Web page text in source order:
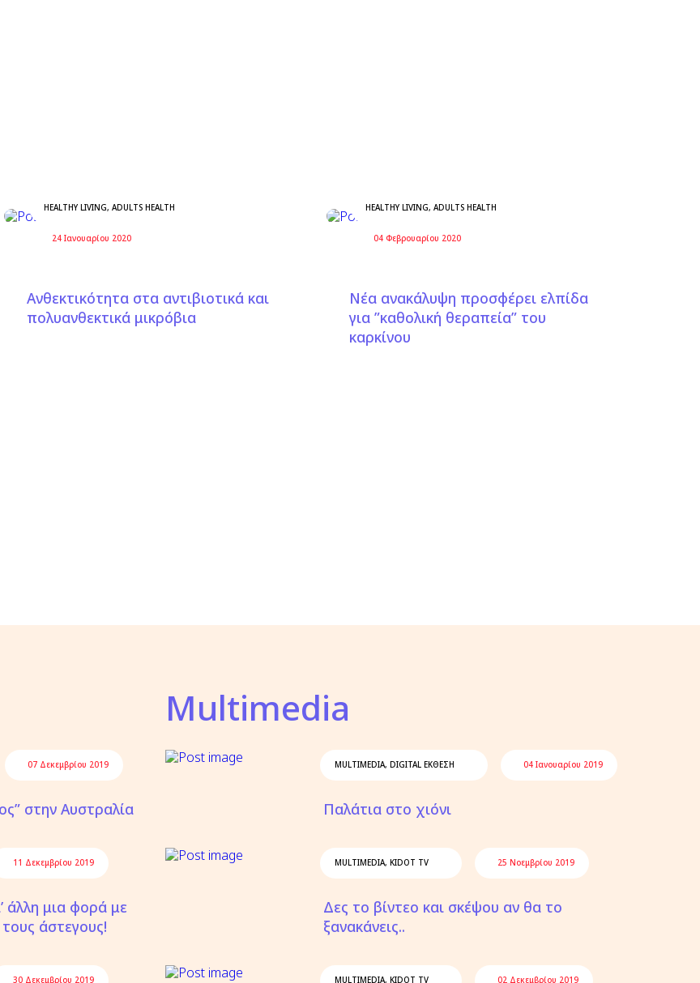
HEALTHY LIVING, ADULTS HEALTH
24 Ιανουαρίου 2020
Ανθεκτικότητα στα αντιβιοτικά και
πολυανθεκτικά μικρόβια
HEALTHY LIVING,ADULTS HEALTH
04 Φεβρουαρίου 2020
Νέα ανακάλυψη προσφέρει ελπίδα
για ”καθολική θεραπεία” του
καρκίνου
07 Δεκεμβρίου 2019
στην Αυστραλία
11 Δεκεμβρίου 2019
άλλη μια φορά με
άστεγους!
30 Δεκεμβρίου 2019
Multimedia
MULTIMEDIA, DIGITAL ΈΚΘΕΣΗ 04 Ιανουαρίου 2019
Παλάτια στο χιόνι
MULTIMEDIA, KIDOT TV 25 Νοεμβρίου 2019
Δες το βίντεο και σκέψου αν θα το
ξανακάνεις..
MULTIMEDIA, KIDOT TV 02 Δεκεμβρίου 2019